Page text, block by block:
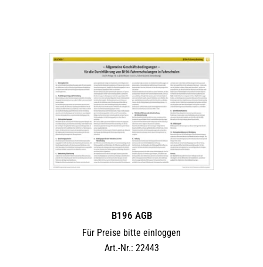
B196 AGB
Für Preise bitte einloggen
Art.-Nr.: 22443